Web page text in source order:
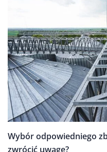
Wybór odpowiedniego
zwrócić uwagę?